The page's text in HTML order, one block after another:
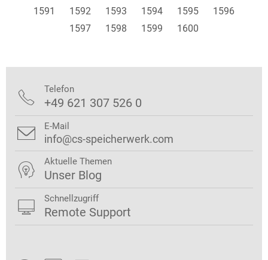
1591
1592 1593 1594 1595
1596
1597
1598 1599 1600
 Telefon
+49 621 307 526 0
 E-Mail
info@cs-speicherwerk.com
 Aktuelle Themen
Unser Blog
 Schnellzugriff
Remote Support